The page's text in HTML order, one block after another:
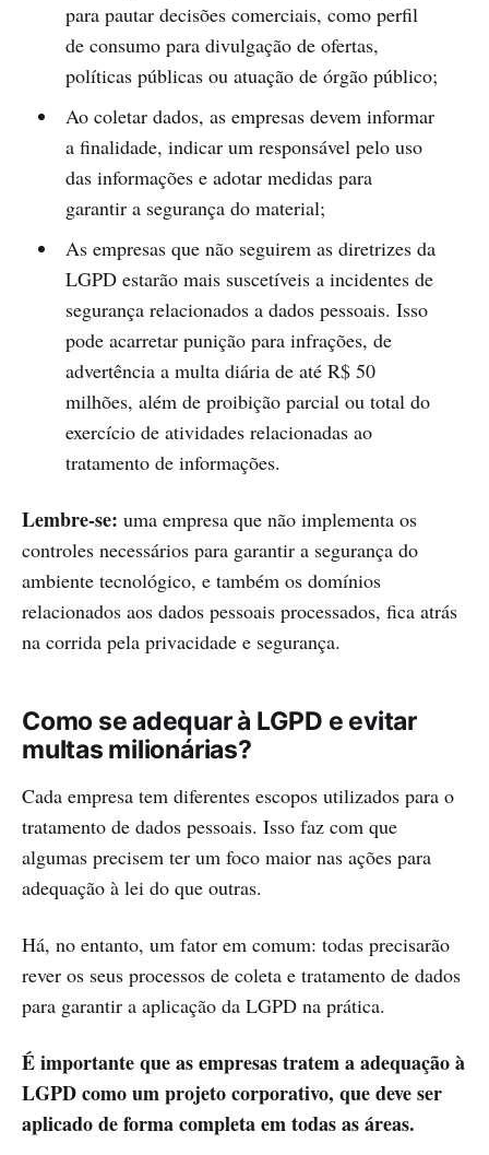
para pautar decisões comerciais, como perfil
de consumo para divulgação de ofertas,
políticas públicas ou atuação de órgão público;
Ao coletar dados, as empresas devem informar
a finalidade, indicar um responsável pelo uso
das informações e adotar medidas para
garantir a segurança do material;
As empresas que não seguirem as diretrizes da
LGPD estarão mais suscetíveis a incidentes de
segurança relacionados a dados pessoais. Isso
pode acarretar punição para infrações, de
advertência a multa diária de até R$ 50
milhões, além de proibição parcial ou total do
exercício de atividades relacionadas ao
tratamento de informações.
Lembre-se: uma empresa que não implementa os
controles necessários para garantir a segurança do
ambiente tecnológico, e também os domínios
relacionados aos dados pessoais processados, fica atrás
na corrida pela privacidade e segurança.
Como se adequar à LGPD e evitar
multas milionárias?
Cada empresa tem diferentes escopos utilizados para o
tratamento de dados pessoais. Isso faz com que
algumas precisem ter um foco maior nas ações para
adequação à lei do que outras.
Há, no entanto, um fator em comum: todas precisarão
rever os seus processos de coleta e tratamento de dados
para garantir a aplicação da LGPD na prática.
É importante que as empresas tratem a adequação à
LGPD como um projeto corporativo, que deve ser
aplicado de forma completa em todas as áreas.